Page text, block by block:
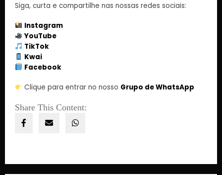
Siga, curta e compartilhe nas nossas redes sociais:
Instagram
YouTube
TikTok
Kwai
Facebook
Clique para entrar no nosso Grupo de WhatsApp
Share This Content: